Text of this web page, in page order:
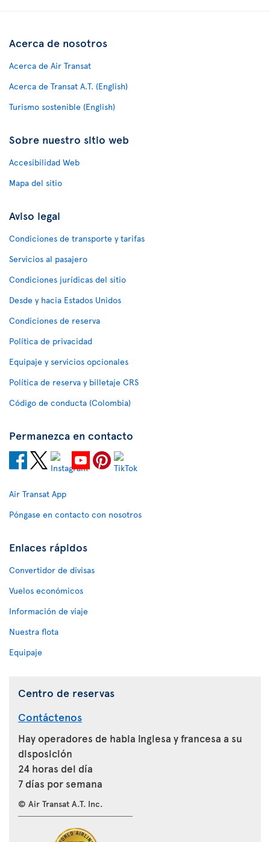
Acerca de nosotros
Acerca de Air Transat
Acerca de Transat A.T. (English)
Turismo sostenible (English)
Sobre nuestro sitio web
Accesibilidad Web
Mapa del sitio
Aviso legal
Condiciones de transporte y tarifas
Servicios al pasajero
Condiciones jurídicas del sitio
Desde y hacia Estados Unidos
Condiciones de reserva
Política de privacidad
Equipaje y servicios opcionales
Política de reserva y billetaje CRS
Código de conducta (Colombia)
Permanezca en contacto
Air Transat App
Póngase en contacto con nosotros
Enlaces rápidos
Convertidor de divisas
Vuelos económicos
Información de viaje
Nuestra flota
Equipaje
Centro de reservas
Contáctenos
Hay operadores de habla inglesa y francesa a su
disposición
24 horas del día
7 días por semana
© Air Transat A.T. Inc.